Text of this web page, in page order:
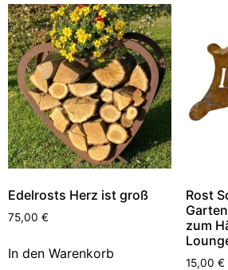
Edelrosts Herz ist groß
75,00 €
In den Warenkorb
Rost
zum
15,00 €